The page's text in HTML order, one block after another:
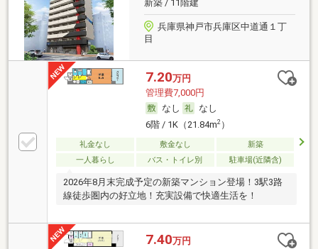
新築 / 11階建
兵庫県神戸市兵庫区中道通１丁
目
7.20万円
管理費7,000円
なし
なし
6階 / 1K（21.84m2）
礼金なし 敷金なし
新築
一人暮らし
バス・トイレ別 駐車場(近隣含)
2026年8月末完成予定の新築マンション登場！3駅3路
線徒歩圏内の好立地！充実設備で快適生活を！
7.40万円